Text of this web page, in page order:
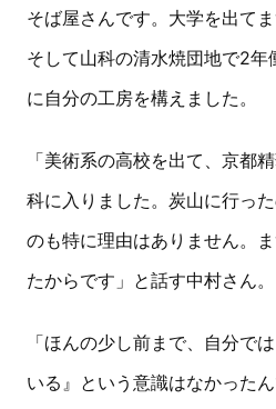
そば屋さんです。大学を出て
そして山科の清水焼団地で2年
に自分の工房を構えました。
「美術系の高校を出て、京都
科に入りました。炭山に行っ
のも特に理由はありません。
たからです」と話す中村さん。
「ほんの少し前まで、自分で
いる』という意識はなかった